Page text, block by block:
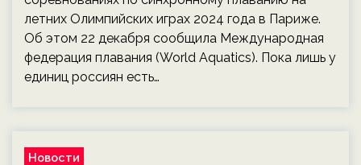
летних Олимпийских играх 2024 года в Париже.
Об этом 22 декабря сообщила Международная
федерация плавания (World Aquatics). Пока лишь у
единиц россиян есть…
Новости